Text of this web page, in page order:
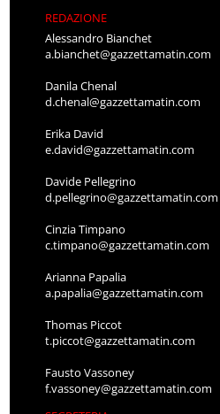
REDAZIONE
Alessandro Bianchet
a.bianchet@gazzettamatin.com
Danila Chenal
d.chenal@gazzettamatin.com
Erika David
e.david@gazzettamatin.com
Davide Pellegrino
d.pellegrino@gazzettamatin.com
Cinzia Timpano
c.timpano@gazzettamatin.com
Arianna Papalia
a.papalia@gazzettamatin.com
Thomas Piccot
t.piccot@gazzettamatin.com
Fausto Vassoney
f.vassoney@gazzettamatin.com